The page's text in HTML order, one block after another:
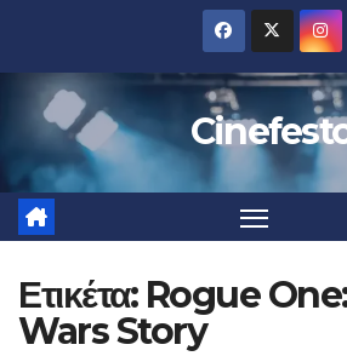
περιεχόμενο
Ετικέτα: Rogue
Wars Story